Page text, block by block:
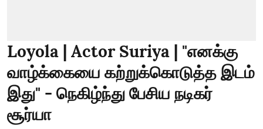
Loyola | Actor Suriya | "எனக்கு
வாழ்க்கையை கற்றுக்கொடுத்த இடம்
இது" - நெகிழ்ந்து பேசிய நடிகர்
சூர்யா